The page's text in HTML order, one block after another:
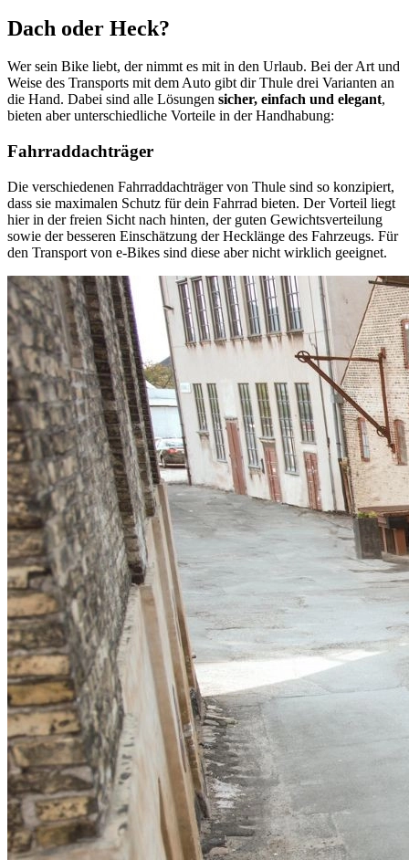
Dach oder Heck?
Wer sein Bike liebt, der nimmt es mit in den Urlaub. Bei der Art und
Weise des Transports mit dem Auto gibt dir Thule drei Varianten an
die Hand. Dabei sind alle Lösungen sicher, einfach und elegant,
bieten aber unterschiedliche Vorteile in der Handhabung:
Fahrraddachträger
Die verschiedenen Fahrraddachträger von Thule sind so konzipiert,
dass sie maximalen Schutz für dein Fahrrad bieten. Der Vorteil liegt
hier in der freien Sicht nach hinten, der guten Gewichtsverteilung
sowie der besseren Einschätzung der Hecklänge des Fahrzeugs. Für
den Transport von e-Bikes sind diese aber nicht wirklich geeignet.